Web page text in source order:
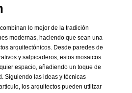
combinan lo mejor de la tradición
modernas, haciendo que sean una
arquitectónicos. Desde paredes de
y salpicaderos, estos mosaicos
espacio, añadiendo un toque de
Siguiendo las ideas y técnicas
los arquitectos pueden utilizar